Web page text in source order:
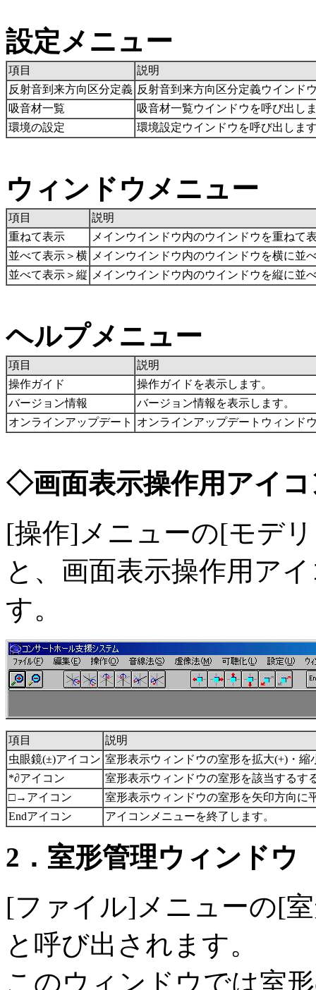
設定メニュー
項目
説明
反射音到来方向区分定義 反射音到来方向区分定義ウインド
吸音材一覧
吸音材一覧ウインドウを呼び出し
環境の設定
環境設定ウインドウを呼び出しま
ウィンドウメニュー
項目
説明
重ねて表示
メインウインドウ内のウインドウを重ねて
並べて表示＞横 メインウインドウ内のウインドウを横に並
並べて表示＞縦 メインウインドウ内のウインドウを縦に並
ヘルプメニュー
項目
説明
操作ガイド
操作ガイドを表示します。
バージョン情報
バージョン情報を表示します。
オンラインアップデート
オンラインアップデートウィンド
◇画面表示操作用アイコ
[操作]メニューの[モデ
と、画面表示操作用ア
す。
項目
説明
虫眼鏡(±)アイコン 室形表示ウィンドウの室形を拡大(+)・縮
*∂アイコン
室形表示ウィンドウの室形を該当するす
□→アイコン
室形表示ウィンドウの室形を矢印方向に
Endアイコン
アイコンメニューを終了します。
2．室形管理ウィンドウ
[ファイル]メニューの[
と呼び出されます。
このウィンドウでは室